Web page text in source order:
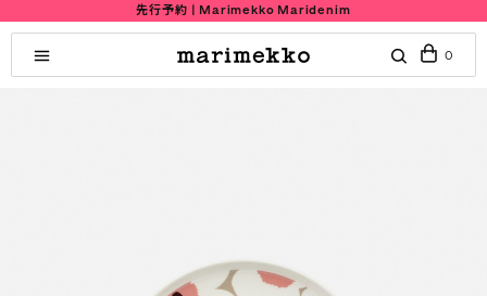
先行予約 | Marimekko Maridenim
0